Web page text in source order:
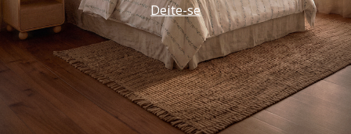
Deite-se